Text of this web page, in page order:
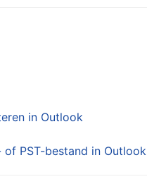
in Outlook
PST-bestand in Outlook